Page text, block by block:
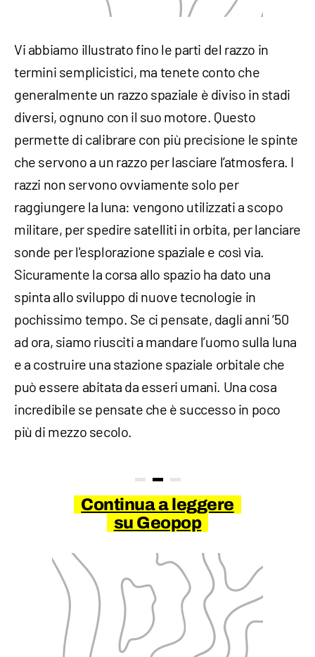
Vi abbiamo illustrato fino le parti del razzo in
termini semplicistici, ma tenete conto che
generalmente un razzo spaziale è diviso in stadi
diversi, ognuno con il suo motore. Questo
permette di calibrare con più precisione le spinte
che servono a un razzo per lasciare l’atmosfera. I
razzi non servono ovviamente solo per
raggiungere la luna: vengono utilizzati a scopo
militare, per spedire satelliti in orbita, per lanciare
sonde per l'esplorazione spaziale e così via.
Sicuramente la corsa allo spazio ha dato una
spinta allo sviluppo di nuove tecnologie in
pochissimo tempo. Se ci pensate, dagli anni ‘50
ad ora, siamo riusciti a mandare l’uomo sulla luna
e a costruire una stazione spaziale orbitale che
può essere abitata da esseri umani. Una cosa
incredibile se pensate che è successo in poco
più di mezzo secolo.
Continua a leggere
su Geopop